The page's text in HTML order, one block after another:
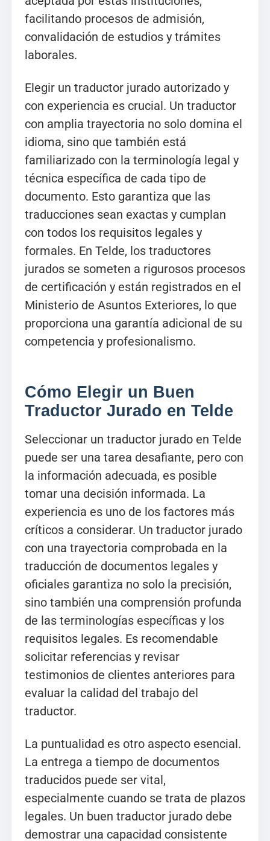
facilitando procesos de admisión,
convalidación de estudios y trámites
laborales.
Elegir un traductor jurado autorizado y
con experiencia es crucial. Un traductor
con amplia trayectoria no solo domina el
idioma, sino que también está
familiarizado con la terminología legal y
técnica específica de cada tipo de
documento. Esto garantiza que las
traducciones sean exactas y cumplan
con todos los requisitos legales y
formales. En Telde, los traductores
jurados se someten a rigurosos procesos
de certificación y están registrados en el
Ministerio de Asuntos Exteriores, lo que
proporciona una garantía adicional de su
competencia y profesionalismo.
Cómo Elegir un Buen
Traductor Jurado en Telde
Seleccionar un traductor jurado en Telde
puede ser una tarea desafiante, pero con
la información adecuada, es posible
tomar una decisión informada. La
experiencia es uno de los factores más
críticos a considerar. Un traductor jurado
con una trayectoria comprobada en la
traducción de documentos legales y
oficiales garantiza no solo la precisión,
sino también una comprensión profunda
de las terminologías específicas y los
requisitos legales. Es recomendable
solicitar referencias y revisar
testimonios de clientes anteriores para
evaluar la calidad del trabajo del
traductor.
La puntualidad es otro aspecto esencial.
La entrega a tiempo de documentos
traducidos puede ser vital,
especialmente cuando se trata de plazos
legales. Un buen traductor jurado debe
demostrar una capacidad consistente